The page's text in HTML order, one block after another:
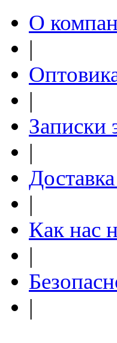
О
|
|
Записки
|
|
Как нас
|
|